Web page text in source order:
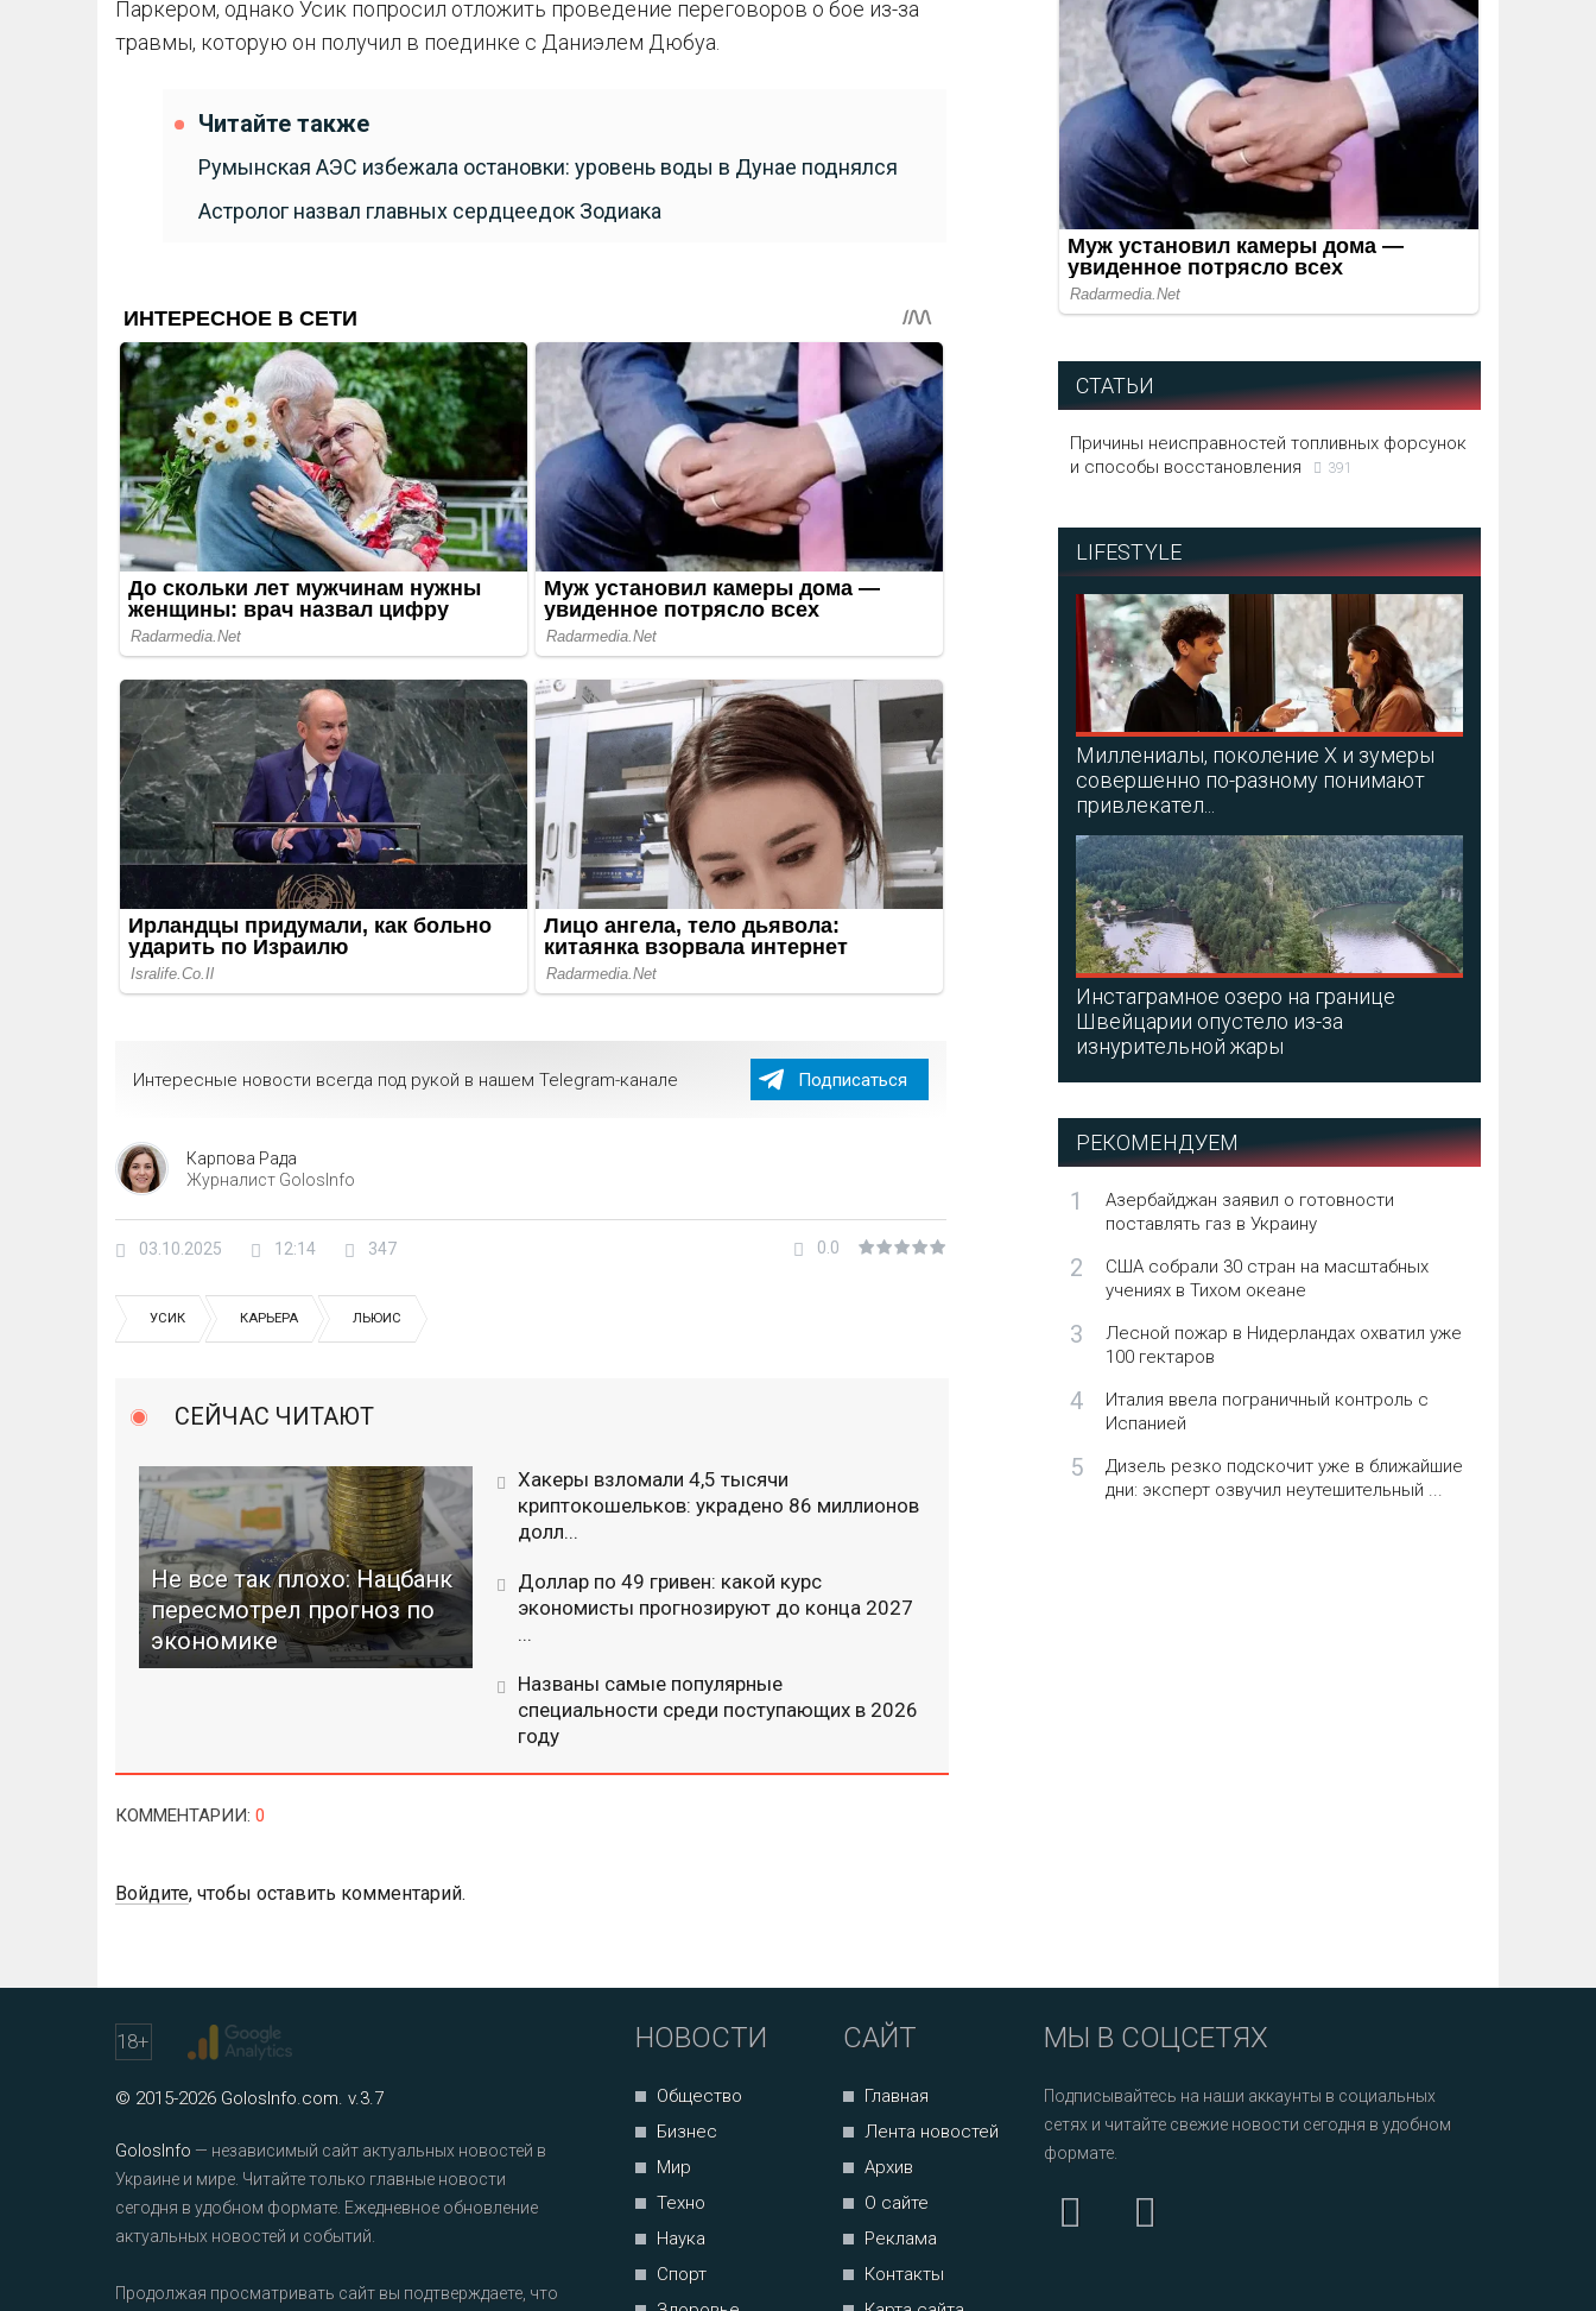
Паркером, однако Усик попросил отложить проведение переговоров о бое из-за
травмы, которую он получил в поединке с Даниэлем Дюбуа.
Читайте также
Румынская АЭС избежала остановки: уровень воды в Дунае поднялся
Астролог назвал главных сердцеедок Зодиака
Интересные новости всегда под рукой в нашем Telegram-канале Подписаться
Карпова Рада
Журналист GolosInfo
03.10.2025 12:14 347 0.0
УСИК КАРЬЕРА ЛЬЮИС
СЕЙЧАС ЧИТАЮТ
Не все так плохо: Нацбанк
пересмотрел прогноз по
экономике
Хакеры взломали 4,5 тысячи
криптокошельков: украдено 86 миллионов
долл...
Доллар по 49 гривен: какой курс
экономисты прогнозируют до конца 2027
...
Названы самые популярные
специальности среди поступающих в 2026
году
КОММЕНТАРИИ: 0
Войдите, чтобы оставить комментарий.
СТАТЬИ
Причины неисправностей топливных форсунок
и способы восстановления
391
LIFESTYLE
Миллениалы, поколение X и зумеры
совершенно по-разному понимают
привлекател...
Инстаграмное озеро на границе
Швейцарии опустело из-за
изнурительной жары
РЕКОМЕНДУЕМ
1
Азербайджан заявил о готовности
поставлять газ в Украину
2
США собрали 30 стран на масштабных
учениях в Тихом океане
3
Лесной пожар в Нидерландах охватил уже
100 гектаров
4
Италия ввела пограничный контроль с
Испанией
5
Дизель резко подскочит уже в ближайшие
дни: эксперт озвучил неутешительный ...
18+
© 2015-2026 GolosInfo.com. v.3.7
GolosInfo — независимый сайт актуальных новостей в
Украине и мире. Читайте только главные новости
сегодня в удобном формате. Ежедневное обновление
актуальных новостей и событий.
Продолжая просматривать сайт вы подтверждаете, что
НОВОСТИ
Общество
Бизнес
Мир
Техно
Наука
Спорт
САЙТ
Главная
Лента новостей
Архив
О сайте
Реклама
Контакты
МЫ В СОЦСЕТЯХ
Подписывайтесь на наши аккаунты в социальных
сетях и читайте свежие новости сегодня в удобном
формате.